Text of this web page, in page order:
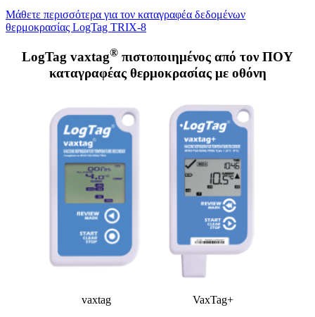
Μάθετε περισσότερα για τον καταγραφέα δεδομένων
θερμοκρασίας LogTag TRIX-8
LogTag vaxtag® πιστοποιημένος από τον ΠΟΥ
καταγραφέας θερμοκρασίας με οθόνη
vaxtag VaxTag+